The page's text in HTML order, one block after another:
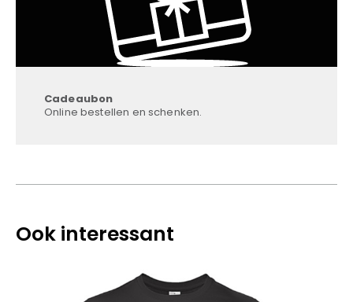
Cadeaubon
Online bestellen en schenken.
Ook interessant